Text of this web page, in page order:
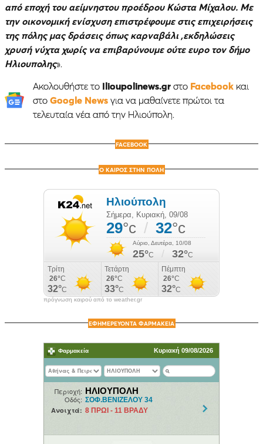
από εποχή του αείμνηστου προέδρου Κώστα Μίχαλου. Με
την οικονομική ενίσχυση επιστρέφουμε στις επιχειρήσεις
της πόλης μας δράσεις όπως καρναβάλι ,εκδηλώσεις
χρυσή νύχτα χωρίς να επιβαρύνουμε ούτε ευρο τον δήμο
Ηλιουπολης».
Ακολουθήστε το Ilioupolinews.grστο Facebookκαι
στο Google Newsγια να μαθαίνετε πρώτοι τα
τελευταία νέα από την Ηλιούπολη.
FACEBOOK
Ο ΚΑΙΡΟΣ ΣΤΗΝ ΠΟΛΗ
πρόγνωση καιρού από το weather.gr
ΕΦΗΜΕΡΕΥΟΝΤΑ ΦΑΡΜΑΚΕΙΑ